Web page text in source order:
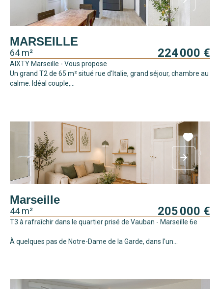
MARSEILLE
64 m² 224 000 €
AIXTY Marseille - Vous propose
Un grand T2 de 65 m² situé rue d'Italie, grand séjour, chambre au
calme. Idéal couple,...
Marseille
44 m² 205 000 €
T3 à rafraîchir dans le quartier prisé de Vauban - Marseille 6e
À quelques pas de Notre-Dame de la Garde, dans l'un...